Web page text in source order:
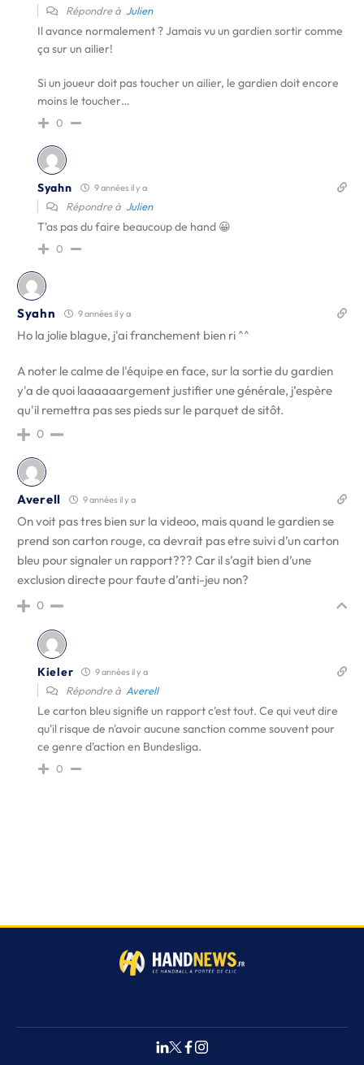
Répondre à Julien
Il avance normalement ? Jamais vu un gardien sortir comme
ça sur un ailier!
Si un joueur doit pas toucher un ailier, le gardien doit encore
moins le toucher…
0
Syahn 9 années il y a
Répondre à Julien
T'as pas du faire beaucoup de hand 😀
0
Syahn 9 années il y a
Ho la jolie blague, j'ai franchement bien ri ^^
A noter le calme de l'équipe en face, sur la sortie du gardien
y'a de quoi laaaaaargement justifier une générale, j’espère
qu'il remettra pas ses pieds sur le parquet de sitôt.
0
Averell 9 années il y a
On voit pas tres bien sur la videoo, mais quand le gardien se
prend son carton rouge, ca devrait pas etre suivi d’un carton
bleu pour signaler un rapport??? Car il s’agit bien d’une
exclusion directe pour faute d’anti-jeu non?
0
Kieler 9 années il y a
Répondre à Averell
Le carton bleu signifie un rapport c'est tout. Ce qui veut dire
qu'il risque de n'avoir aucune sanction comme souvent pour
ce genre d'action en Bundesliga.
0